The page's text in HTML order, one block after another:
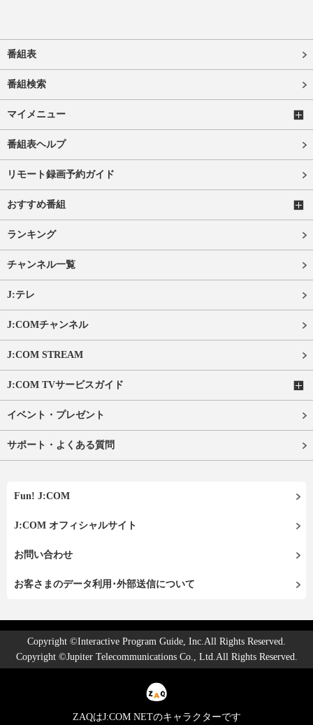
番組表
番組検索
マイメニュー
番組表ヘルプ
リモート録画予約ガイド
おすすめ番組
ランキング
チャンネル一覧
J:テレ
J:COMチャンネル
J:COM STREAM
J:COM TVサービスガイド
イベント・プレゼント
サポート・よくある質問
Fun! J:COM
J:COM オフィシャルサイト
お問い合わせ
お客さまのデータ利用･外部送信について
Copyright ©Interactive Program Guide, Inc.All Rights Reserved.
Copyright ©Jupiter Telecommunications Co., Ltd.All Rights Reserved.
ZAQはJ:COM NETのキャラクターです